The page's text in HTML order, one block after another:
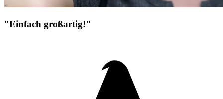
"Einfach großartig!"